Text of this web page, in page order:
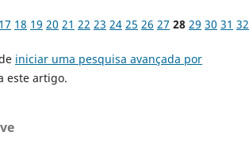
17 18 19 20 21 22 23 24 25 26 27 28 29 30 31 32
iniciar uma pesquisa avançada por
este artigo.